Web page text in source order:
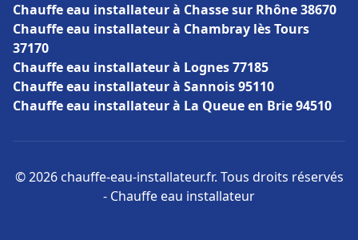
Chauffe eau installateur à Chasse sur Rhône 38670
Chauffe eau installateur à Chambray lès Tours
37170
Chauffe eau installateur à Lognes 77185
Chauffe eau installateur à Sannois 95110
Chauffe eau installateur à La Queue en Brie 94510
© 2026 chauffe-eau-installateur.fr. Tous droits réservés
- Chauffe eau installateur